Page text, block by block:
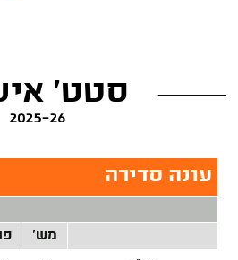
סטט'
2025-26
עונה סדירה
מש'